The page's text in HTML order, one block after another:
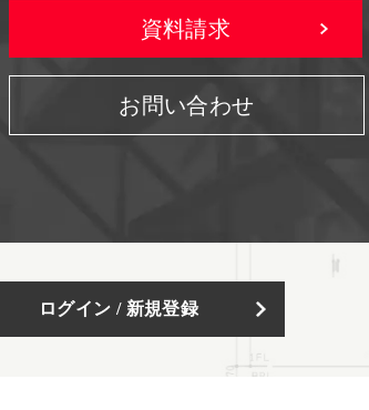
資料請求
お問い合わせ
ログイン / 新規登録